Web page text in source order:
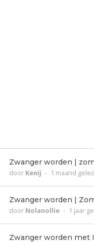
Zwanger worden |
door Kenij - 1 maand
Zwanger worden |
door Nolanollie - 1 jaar
Zwanger worden met